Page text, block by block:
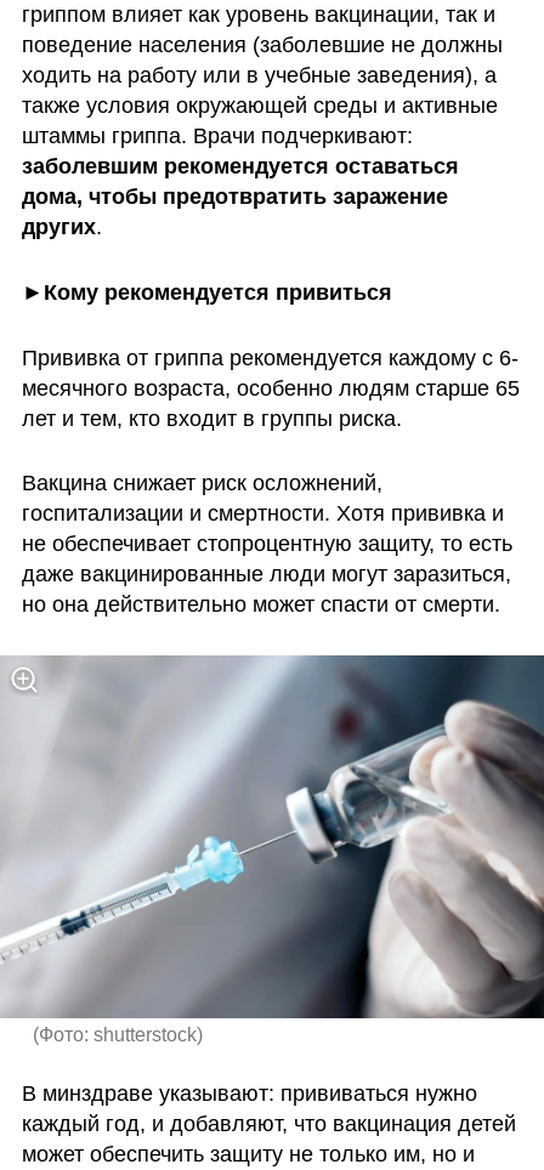
гриппом влияет как уровень вакцинации, так и
поведение населения (заболевшие не должны
ходить на работу или в учебные заведения), а
также условия окружающей среды и активные
заболевшим рекомендуется оставаться
дома, чтобы предотвратить заражение
других.
►Кому рекомендуется привиться
Прививка от гриппа рекомендуется каждому с 6-
месячного возраста, особенно людям старше 65
лет и тем, кто входит в группы риска.
Вакцина снижает риск осложнений,
госпитализации и смертности. Хотя прививка и
не обеспечивает стопроцентную защиту, то есть
даже вакцинированные люди могут заразиться,
но она действительно может спасти от смерти.
(Фото: shutterstock)
В минздраве указывают: прививаться нужно
каждый год, и добавляют, что вакцинация детей
может обеспечить защиту не только им, но и